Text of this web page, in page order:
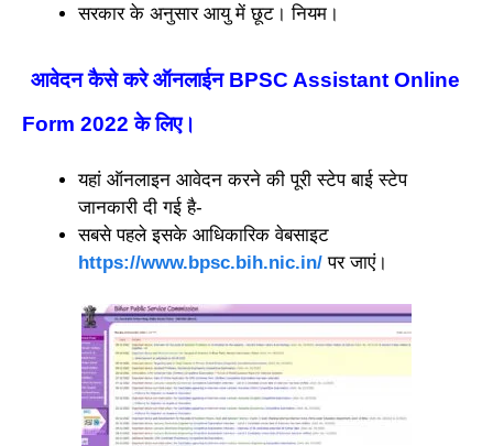
सरकार के अनुसार आयु में छूट। नियम।
आवेदन कैसे करे ऑनलाईन BPSC Assistant Online
Form 2022 के लिए।
यहां ऑनलाइन आवेदन करने की पूरी स्टेप बाई स्टेप
जानकारी दी गई है-
सबसे पहले इसके आधिकारिक वेबसाइट
https://www.bpsc.bih.nic.in/ पर जाएं।